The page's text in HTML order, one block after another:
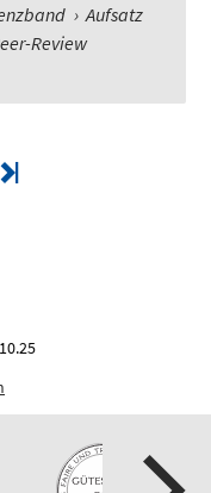
› Aufsatz
Review